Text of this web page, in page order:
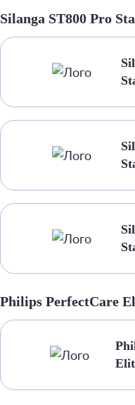
Silanga ST800 Pro
Philips PerfectCare